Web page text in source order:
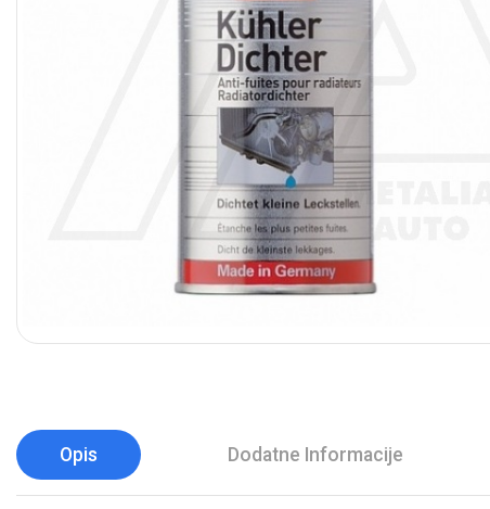
Opis Dodatne Informacije